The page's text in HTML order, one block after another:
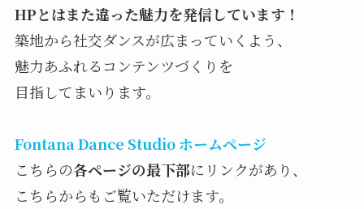
HPとはまた違った魅力を発信しています！
築地から社交ダンスが広まっていくよう、
魅力あふれるコンテンツづくりを
目指してまいります。
Fontana Dance Studio ホームページ
こちらの各ページの最下部にリンクがあり、
こちらからもご覧いただけます。